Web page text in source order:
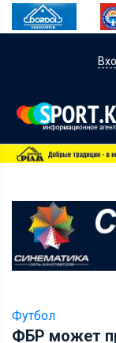
Футбол
ФБР может